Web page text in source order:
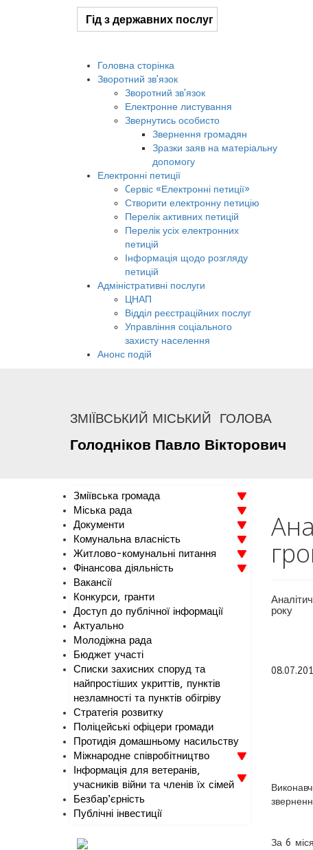
Гід з державних послуг
Головна сторінка
Зворотний зв'язок
Зворотний зв'язок
Електронне листування
Звернутись особисто
Звернення громадян
Зразки заяв на матеріальну
допомогу
Електронні петиції
Cервіс «Електронні петиції»
Створити електронну петицію
Перелік активних петицій
Перелік усіх електронних
петицій
Інформація щодо розгляду
петицій
Адміністративні послуги
ЦНАП
Відділ реєстраційних послуг
Управління соціального
захисту населення
Анонс подій
ЗМІЇВСЬКИЙ МІСЬКИЙ ГОЛОВА
Голодніков Павло Вікторович
Зміївська громада
Міська рада
Документи
Комунальна власність
Житлово-комунальні питання
Фінансова діяльність
Вакансії
Конкурси, гранти
Доступ до публічної інформації
Актуально
Молодіжна рада
Бюджет участі
Списки захисних споруд та
найпростіших укриттів, пунктів
незламності та пунктів обігріву
Стратегія розвитку
Поліцейські офіцери громади
Протидія домашньому насильству
Міжнародне співробітництво
Інформація для ветеранів,
учасників війни та членів їх сімей
Безбар’єрність
Публічні інвестиції
року
За 6